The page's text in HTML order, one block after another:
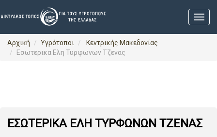
Αρχική Υγρότοποι
Κεντρικής Μακεδονίας
Εσωτερικα Ελη Τυρφωνων Τζενας
ΕΣΩΤΕΡΙΚΑ ΕΛΗ ΤΥΡΦΩΝΩΝ ΤΖΕΝΑΣ